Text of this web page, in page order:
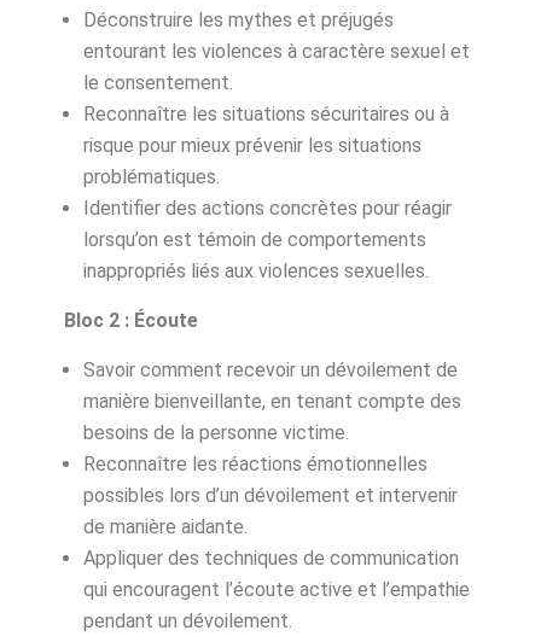
Déconstruire les mythes et préjugés
entourant les violences à caractère sexuel et
le consentement.
Reconnaître les situations sécuritaires ou à
risque pour mieux prévenir les situations
problématiques.
Identifier des actions concrètes pour réagir
lorsqu’on est témoin de comportements
inappropriés liés aux violences sexuelles.
Bloc 2 : Écoute
Savoir comment recevoir un dévoilement de
manière bienveillante, en tenant compte des
besoins de la personne victime.
Reconnaître les réactions émotionnelles
possibles lors d’un dévoilement et intervenir
de manière aidante.
Appliquer des techniques de communication
qui encouragent l’écoute active et l’empathie
pendant un dévoilement.